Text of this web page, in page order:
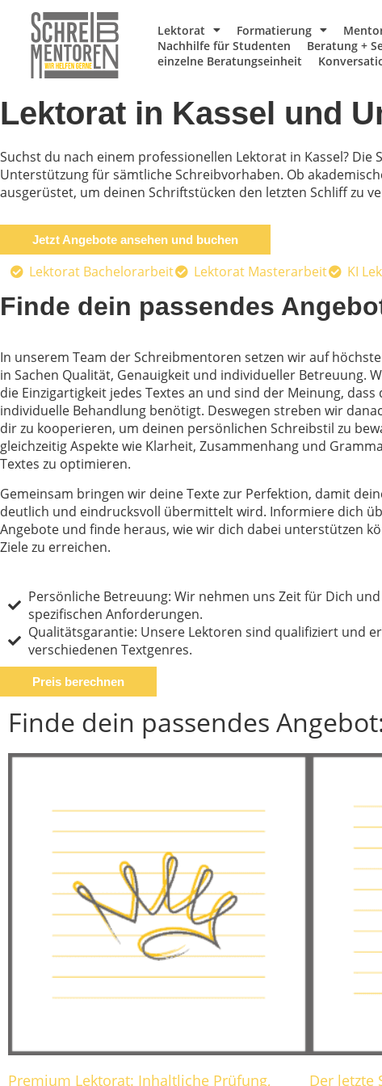
Lektorat Formatierung
Nachhilfe für Studenten
Beratung +
einzelne Beratungseinheit
Lektorat in Kassel und
Suchst du nach einem professionellen Lektorat in Kassel?
Unterstützung für sämtliche Schreibvorhaben. Ob
ausgerüstet, um deinen Schriftstücken den letzten Schliff zu
Jetzt Angebote ansehen und buchen
Lektorat Bachelorarbeit Lektorat Masterarbeit KI
Finde dein passendes
In unserem Team der Schreibmentoren setzen wir auf
in Sachen Qualität, Genauigkeit und individueller Betreuung.
die Einzigartigkeit jedes Textes an und sind der Meinung, dass
individuelle Behandlung benötigt. Deswegen streben wir
dir zu kooperieren, um deinen persönlichen Schreibstil zu
gleichzeitig Aspekte wie Klarheit, Zusammenhang und
Textes zu optimieren.
Gemeinsam bringen wir deine Texte zur Perfektion, damit
deutlich und eindrucksvoll übermittelt wird. Informiere dich
Angebote und finde heraus, wie wir dich dabei unterstützen
Ziele zu erreichen.
Persönliche Betreuung: Wir nehmen uns Zeit für Dich
spezifischen Anforderungen.
Qualitätsgarantie: Unsere Lektoren sind qualifiziert und
verschiedenen Textgenres.
Preis berechnen
Finde dein passendes Angebot:
Premium Lektorat: Inhaltliche Prüfung,
Der letzte